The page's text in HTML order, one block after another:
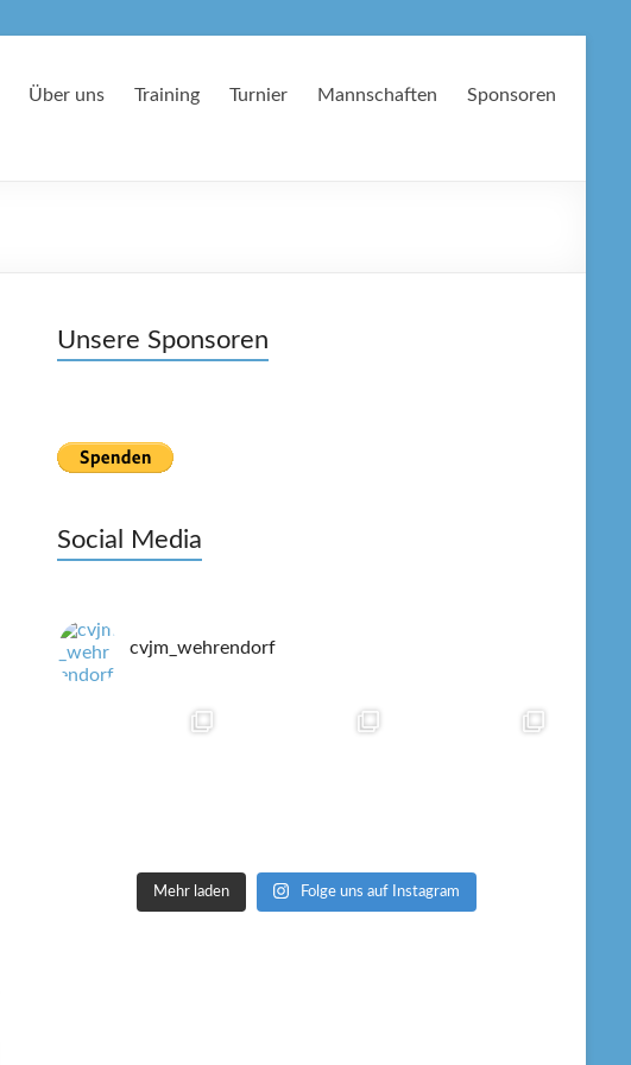
Über uns Training Turnier Mannschaften Sponsoren
Unsere Sponsoren
Social Media
cvjm_wehrendorf
Mehr laden Folge uns auf Instagram